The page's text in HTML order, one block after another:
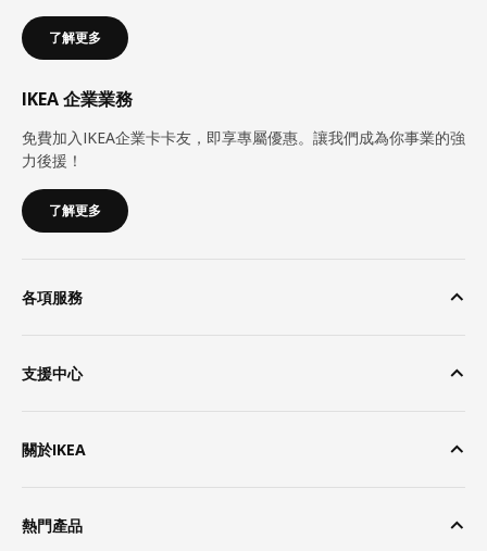
了解更多
IKEA 企業業務
免費加入IKEA企業卡卡友，即享專屬優惠。讓我們成為你事業的強
力後援！
了解更多
各項服務
支援中心
關於IKEA
熱門產品